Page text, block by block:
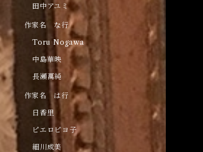
田中アユミ
作家名 な行
Toru Nogawa
中島華映
長瀬萬純
作家名 は行
日香里
ピエロピヨ子
細川成美